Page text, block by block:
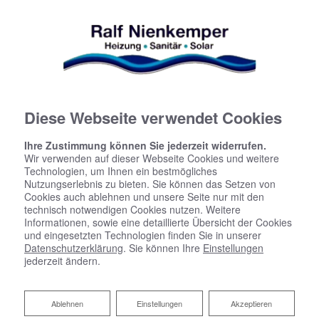
Hygienisch, komfortabel und
Ob als Durstlöscher, zur Essenszubereitung oder im
Diese Webseite verwendet Cookies
Ihre Zustimmung können Sie jederzeit widerrufen.
Wir verwenden auf dieser Webseite Cookies und weitere
Technologien, um Ihnen ein bestmögliches
Nutzungserlebnis zu bieten. Sie können das Setzen von
Cookies auch ablehnen und unsere Seite nur mit den
technisch notwendigen Cookies nutzen. Weitere
Informationen, sowie eine detaillierte Übersicht der Cookies
und eingesetzten Technologien finden Sie in unserer
Datenschutzerklärung. Sie können Ihre Einstellungen
jederzeit ändern.
Akzeptieren
Einstellungen
Ablehnen
Ablehnen